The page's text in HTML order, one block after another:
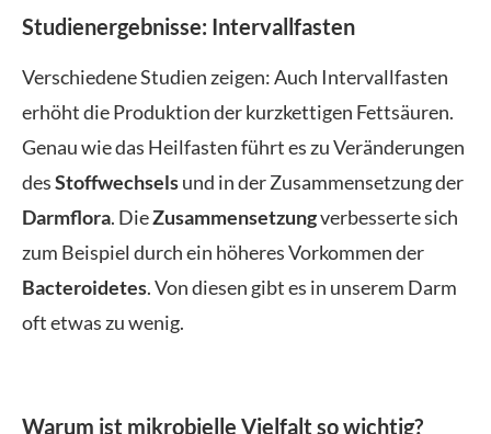
Studienergebnisse: Intervallfasten
Verschiedene Studien zeigen: Auch Intervallfasten
erhöht die Produktion der kurzkettigen Fettsäuren.
Genau wie das Heilfasten führt es zu Veränderungen
desStoffwechselsund in der Zusammensetzung der
Darmflora. DieZusammensetzungverbesserte sich
zum Beispiel durch ein höheres Vorkommen der
Bacteroidetes. Von diesen gibt es in unserem Darm
oft etwas zu wenig.
Warum ist mikrobielle Vielfalt so wichtig?